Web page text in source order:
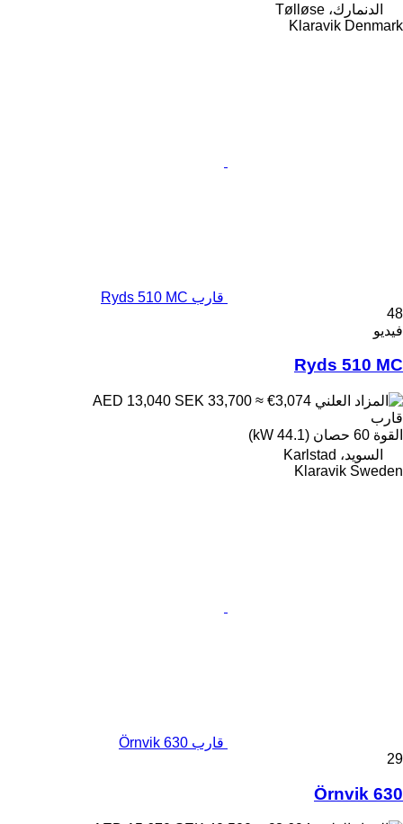
الدنمارك، Tølløse
Klaravik Denmark
قارب Ryds 510 MC
48
فيديو
Ryds 510 MC
SEK 33,700 ≈ €3,074
قارب
القوة 60 حصان (44.1 kW)
السويد، Karlstad
Klaravik Sweden
قارب Örnvik 630
29
Örnvik 630